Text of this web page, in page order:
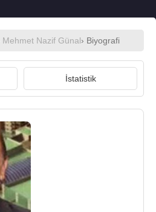
Mehmet Nazif Günal› Biyografi
İstatistik